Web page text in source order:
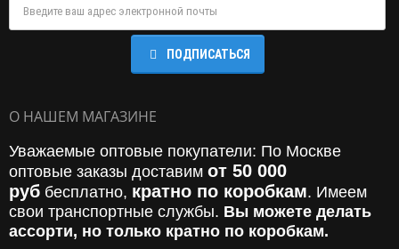
ПОДПИСАТЬСЯ
О НАШЕМ МАГАЗИНЕ
Уважаемые оптовые покупатели: По Москве
оптовые заказы доставим от 50 000
руб бесплатно, кратно по коробкам. Имеем
свои транспортные службы. Вы можете делать
ассорти, но только кратно по коробкам.